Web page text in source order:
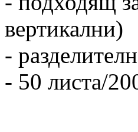
вертикални)
-
- 50 листа/